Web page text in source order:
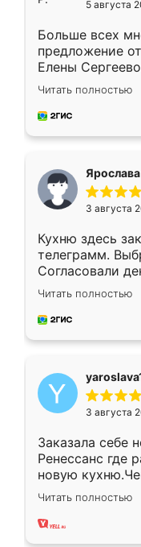
5 августа
Больше всех
предложение
Елены
короткие
для замера
предложил по
Читать полностью
Ярослава
3 августа
Кухню здесь
телеграмм.
Согласовали
недели кухня
довольны
мебель за
Читать полностью
3 августа
Заказала себе
Ренессанс где
новую
вполне
два года,
Читать полностью